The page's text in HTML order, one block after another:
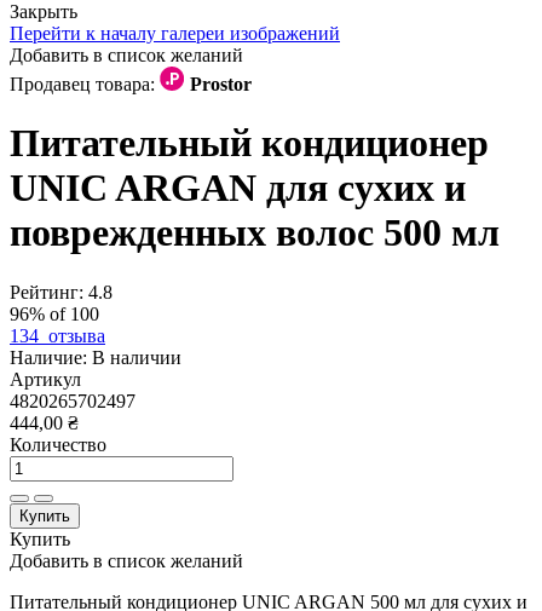
Закрыть
Перейти к началу галереи изображений
Добавить в список желаний
Продавец товара:
Prostor
Питательный кондиционер
UNIC ARGAN для сухих и
поврежденных волос 500 мл
Рейтинг: 4.8
96% of 100
134 отзыва
Наличие: В наличии
Артикул
4820265702497
444,00 ₴
Количество
Купить
Купить
Добавить в список желаний
Питательный кондиционер UNIC ARGAN 500 мл для сухих и